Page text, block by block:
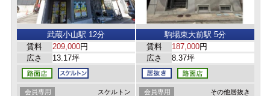
武蔵小山駅 12分
賃料
209,000円
広さ
13.17坪
会員専用 スケルトン
駒場東大前駅 5分
賃料
187,000円
広さ
8.37坪
会員専用 その他居抜き